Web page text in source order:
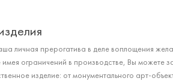
личная прерогатива в деле воплощения
ограничений в производстве, Вы можете
изделие: от монументального арт-